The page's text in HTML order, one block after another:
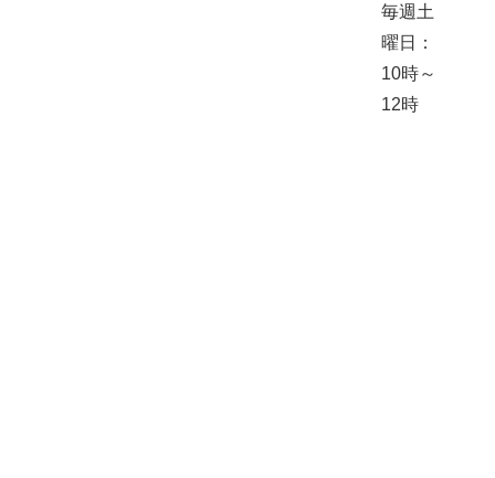
毎週土
曜日：
10時～
12時